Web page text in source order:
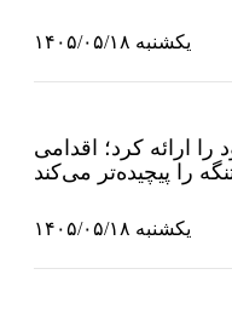
یکشنبه ۱۴۰۵/۰۵/۱۸
ارائه کرد؛ اقدامی
را پیچیده‌تر می‌کند
یکشنبه ۱۴۰۵/۰۵/۱۸